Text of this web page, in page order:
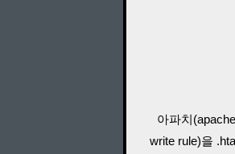
아파치
write rule)을